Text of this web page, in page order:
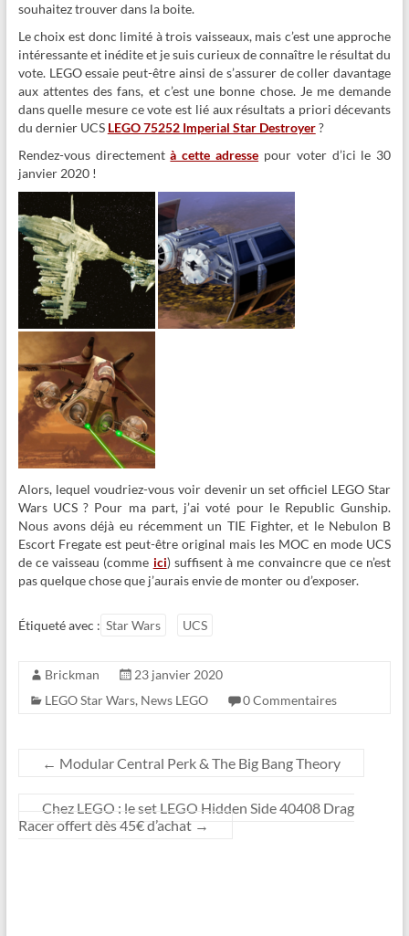
souhaitez trouver dans la boite.
Le choix est donc limité à trois vaisseaux, mais c’est une approche
intéressante et inédite et je suis curieux de connaître le résultat du
vote. LEGO essaie peut-être ainsi de s’assurer de coller davantage
aux attentes des fans, et c’est une bonne chose. Je me demande
dans quelle mesure ce vote est lié aux résultats a priori décevants
du dernier UCS LEGO 75252 Imperial Star Destroyer?
Rendez-vous directementà cette adresse pour voter d’ici le 30
janvier 2020 !
Alors, lequel voudriez-vous voir devenir un set officiel LEGO Star
Wars UCS ? Pour ma part, j’ai voté pour le Republic Gunship.
Nous avons déjà eu récemment un TIE Fighter, et le Nebulon B
Escort Fregate est peut-être original mais les MOC en mode UCS
de ce vaisseau (comme ici) suffisent à me convaincre que ce n’est
pas quelque chose que j’aurais envie de monter ou d’exposer.
Étiqueté avec : Star Wars UCS
Brickman
23 janvier 2020
LEGO Star Wars, News LEGO 0 Commentaires
← Modular Central Perk & The Big Bang Theory
Chez LEGO : le set LEGO Hidden Side 40408 Drag
Racer offert dès 45€ d’achat →